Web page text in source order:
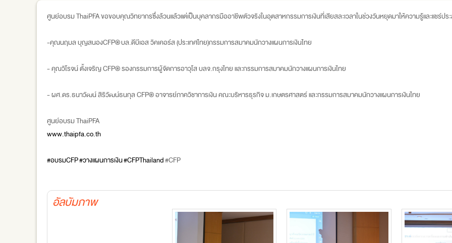
ศูนย์อบรม ThaiPFA ขอขอบคุณวิทยากรซึ่งล้วนแล้วแต่เป็นบุคลากรมืออาชีพตัวจริงในอุตสาหกรรมการเงินที่เสียสละเวลาในช่วงวันหยุดมาให้ความรู้และแชร์ป
-คุณนฤมล บุญสนองCFP® บล.ดีบีเอส วิคเคอร์ส (ประเทศไทย)กรรมการสมาคมนักวางแผนการเงินไทย
- คุณวิโรจน์ ตั้งเจริญ CFP® รองกรรมการผู้จัดการอาวุโส บลจ.กรุงไทย และกรรมการสมาคมนักวางแผนการเงินไทย
- ผศ.ดร.ธนาวัฒน์ สิริวัฒน์ธนกุล CFP® อาจารย์ภาควิชาการเงิน คณะบริหารธุรกิจ ม.เกษตรศาสตร์ และกรรมการสมาคมนักวางแผนการเงินไทย
ศูนย์อบรม ThaiPFA
www.thaipfa.co.th
#อบรมCFP#วางแผนการเงิน#CFPThailand#CFP
อัลบัมภาพ